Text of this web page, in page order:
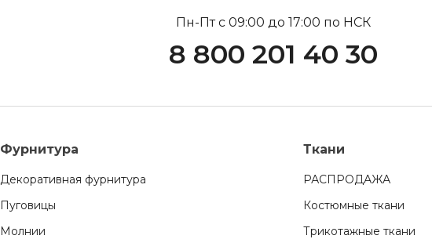
Пн-Пт с 09:00 до 17:00 по НСК
8 800 201 40 30
Фурнитура
Декоративная фурнитура
Пуговицы
Молнии
Ткани
РАСПРОДАЖА
Костюмные ткани
Трикотажные ткани